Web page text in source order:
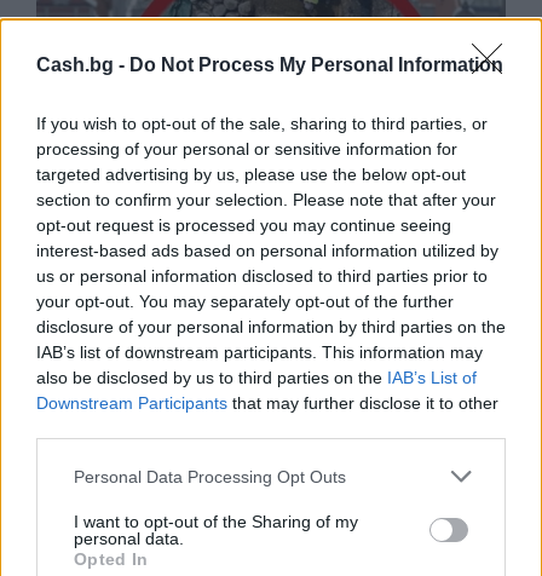
Cash.bg - Do Not Process My Personal Information
If you wish to opt-out of the sale, sharing to third parties, or
processing of your personal or sensitive information for
targeted advertising by us, please use the below opt-out
section to confirm your selection. Please note that after your
opt-out request is processed you may continue seeing
interest-based ads based on personal information utilized by
us or personal information disclosed to third parties prior to
your opt-out. You may separately opt-out of the further
disclosure of your personal information by third parties on the
IAB’s list of downstream participants. This information may
also be disclosed by us to third parties on the IAB’s List of
Downstream Participants that may further disclose it to other
Personal Data Processing Opt Outs
I want to opt-out of the Sharing of my
personal data.
Opted In
Древен храм на почти 900 години
откриха под кафене за сладолед в
Полша